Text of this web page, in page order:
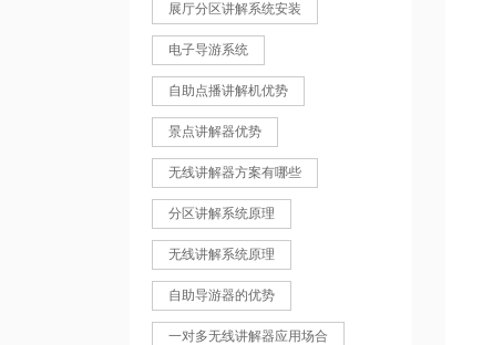
展厅分区讲解系统安装
电子导游系统
自助点播讲解机优势
景点讲解器优势
无线讲解器方案有哪些
分区讲解系统原理
无线讲解系统原理
自助导游器的优势
一对多无线讲解器应用场合